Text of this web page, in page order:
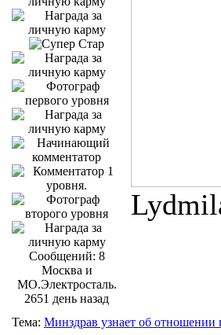
Сообщений: 8
Москва и
МО.Электросталь.
2651 день назад
Тема: Минздрав узнает об отношении